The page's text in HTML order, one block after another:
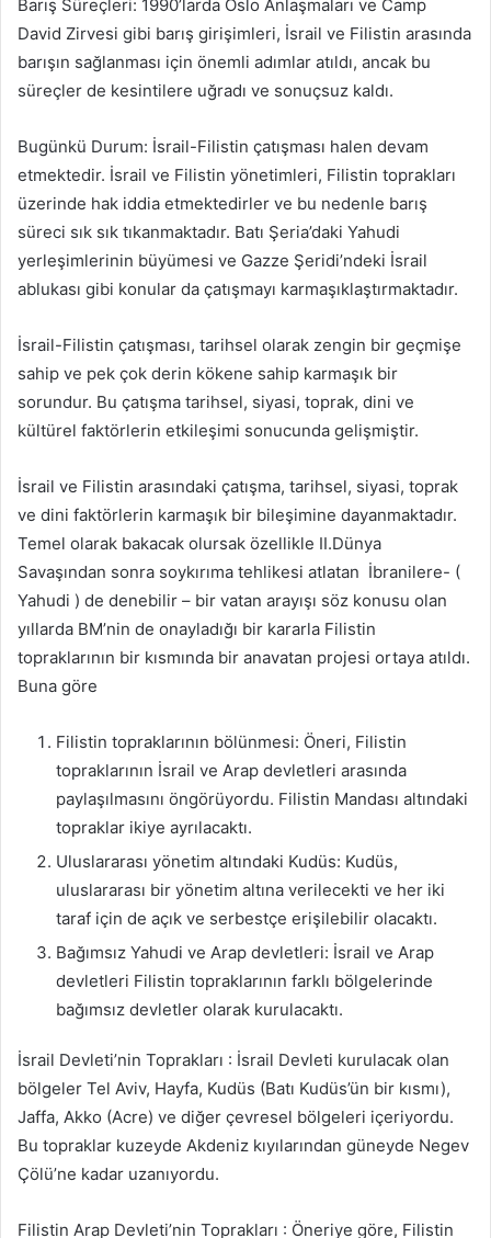
Barış Süreçleri: 1990’larda Oslo Anlaşmaları ve Camp
David Zirvesi gibi barış girişimleri, İsrail ve Filistin arasında
barışın sağlanması için önemli adımlar atıldı, ancak bu
süreçler de kesintilere uğradı ve sonuçsuz kaldı.
Bugünkü Durum: İsrail-Filistin çatışması halen devam
etmektedir. İsrail ve Filistin yönetimleri, Filistin toprakları
üzerinde hak iddia etmektedirler ve bu nedenle barış
süreci sık sık tıkanmaktadır. Batı Şeria’daki Yahudi
yerleşimlerinin büyümesi ve Gazze Şeridi’ndeki İsrail
ablukası gibi konular da çatışmayı karmaşıklaştırmaktadır.
İsrail-Filistin çatışması, tarihsel olarak zengin bir geçmişe
sahip ve pek çok derin kökene sahip karmaşık bir
sorundur. Bu çatışma tarihsel, siyasi, toprak, dini ve
kültürel faktörlerin etkileşimi sonucunda gelişmiştir.
İsrail ve Filistin arasındaki çatışma, tarihsel, siyasi, toprak
ve dini faktörlerin karmaşık bir bileşimine dayanmaktadır.
Temel olarak bakacak olursak özellikle II.Dünya
Savaşından sonra soykırıma tehlikesi atlatan İbranilere- (
Yahudi ) de denebilir – bir vatan arayışı söz konusu olan
yıllarda BM’nin de onayladığı bir kararla Filistin
topraklarının bir kısmında bir anavatan projesi ortaya atıldı.
Buna göre
Filistin topraklarının bölünmesi: Öneri, Filistin
topraklarının İsrail ve Arap devletleri arasında
paylaşılmasını öngörüyordu. Filistin Mandası altındaki
topraklar ikiye ayrılacaktı.
Uluslararası yönetim altındaki Kudüs: Kudüs,
uluslararası bir yönetim altına verilecekti ve her iki
taraf için de açık ve serbestçe erişilebilir olacaktı.
Bağımsız Yahudi ve Arap devletleri: İsrail ve Arap
devletleri Filistin topraklarının farklı bölgelerinde
bağımsız devletler olarak kurulacaktı.
İsrail Devleti’nin Toprakları : İsrail Devleti kurulacak olan
bölgeler Tel Aviv, Hayfa, Kudüs (Batı Kudüs’ün bir kısmı),
Jaffa, Akko (Acre) ve diğer çevresel bölgeleri içeriyordu.
Bu topraklar kuzeyde Akdeniz kıyılarından güneyde Negev
Çölü’ne kadar uzanıyordu.
Filistin Arap Devleti’nin Toprakları : Öneriye göre, Filistin